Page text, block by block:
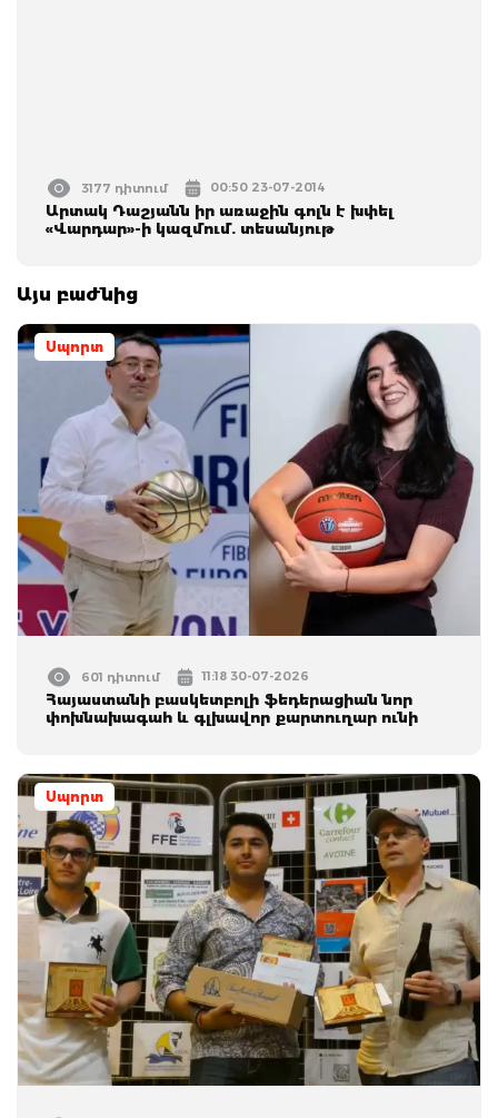
3177 դիտում 00:50 23-07-2014
Արտակ Դաշյանն իր առաջին գոլն է խփել
«Վարդար»-ի կազմում. տեսանյութ
Այս բաժնից
Սպորտ
601 դիտում 11:18 30-07-2026
Հայաստանի բասկետբոլի ֆեդերացիան նոր
փոխնախագահ և գլխավոր քարտուղար ունի
Սպորտ